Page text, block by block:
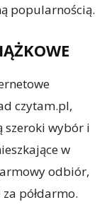
popularnością.
czytam.pl,
szeroki wybór i
w
odbiór,
półdarmo.